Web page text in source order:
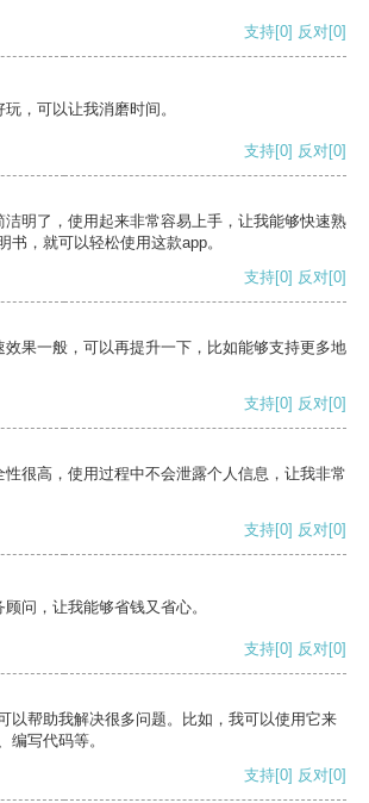
支持[0] 反对[0]
，可以让我消磨时间。
支持[0] 反对[0]
洁明了，使用起来非常容易上手，让我能够快速熟
书，就可以轻松使用这款app。
支持[0] 反对[0]
效果一般，可以再提升一下，比如能够支持更多地
支持[0] 反对[0]
性很高，使用过程中不会泄露个人信息，让我非常
支持[0] 反对[0]
问，让我能够省钱又省心。
支持[0] 反对[0]
以帮助我解决很多问题。比如，我可以使用它来
编写代码等。
支持[0] 反对[0]